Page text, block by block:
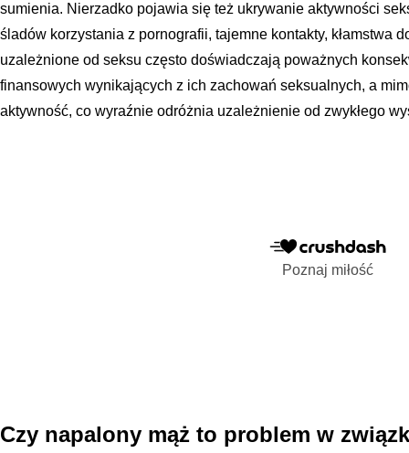
sumienia. Nierzadko pojawia się też ukrywanie aktywności
śladów korzystania z pornografii, tajemne kontakty, kłamstwa
uzależnione od seksu często doświadczają poważnych
finansowych wynikających z ich zachowań seksualnych, a
aktywność, co wyraźnie odróżnia uzależnienie od zwykłego
Poznaj miłość
Czy napalony mąż to problem w